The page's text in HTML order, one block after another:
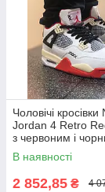
Чоловічі
Jordan 4 Retro
з червоним і
демі кроси
В наявності
2 852,85 ₴ 4